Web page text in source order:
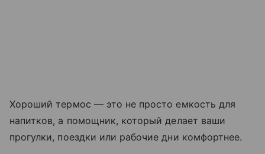
Хороший термос — это не просто емкость для
напитков, а помощник, который делает ваши
прогулки, поездки или рабочие дни комфортнее.